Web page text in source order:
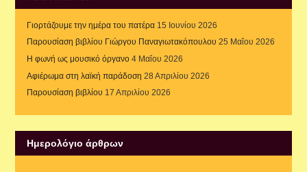
Γιορτάζουμε την ημέρα του πατέρα 15 Ιουνίου 2026
Παρουσίαση βιβλίου Γιώργου Παναγιωτακόπουλου 25 Μαΐου 2026
Η φωνή ως μουσικό όργανο 4 Μαΐου 2026
Αφιέρωμα στη λαϊκή παράδοση 28 Απριλίου 2026
Παρουσίαση βιβλίου 17 Απριλίου 2026
Ημερολόγιο άρθρων